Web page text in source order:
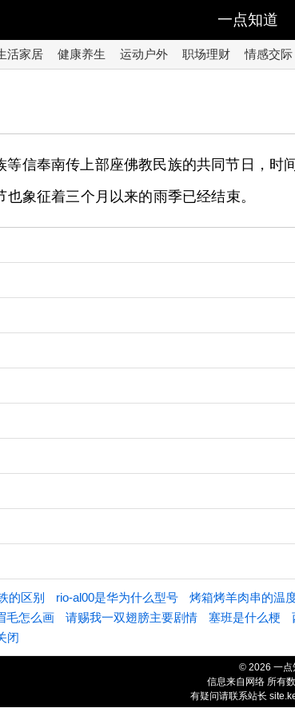
一点知道
活家居 健康养生 运动户外 职场理财 情感交际
信奉南传上部座佛教民族的共同节日，
象征着三个月以来的雨季已经结束。
的区别 rio-al00是华为什么型号 烤箱烤羊肉串的温
毛怎么画 请赐我一双翅膀主要剧情 塞班是什么梗
闭
© 2026 一点
信息来自网络 所有
有疑问请联系站长